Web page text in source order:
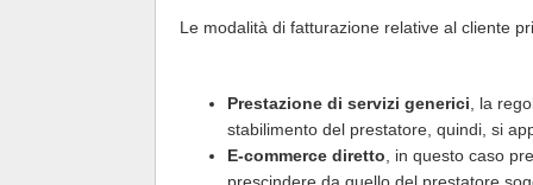
Le modalità di fatturazione relative al cliente
Prestazione di servizi generici , la
stabilimento del prestatore, quindi, si
E-commerce diretto , in questo caso
prescindere da quello del prestatore